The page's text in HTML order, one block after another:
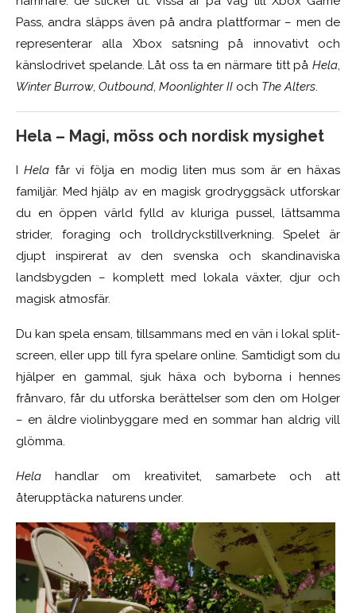
Pass, andra släpps även på andra plattformar – men de
representerar alla Xbox satsning på innovativt och
känslodrivet spelande. Låt oss ta en närmare titt på Hela,
Winter Burrow, Outbound, Moonlighter II och The Alters.
Hela – Magi, möss och nordisk mysighet
IHela får vi följa en modig liten mus som är en häxas
familjär. Med hjälp av en magisk grodryggsäck utforskar
du en öppen värld fylld av kluriga pussel, lättsamma
strider, foraging och trolldryckstillverkning. Spelet är
djupt inspirerat av den svenska och skandinaviska
landsbygden – komplett med lokala växter, djur och
magisk atmosfär.
Du kan spela ensam, tillsammans med en vän i lokal split-
screen, eller upp till fyra spelare online. Samtidigt som du
hjälper en gammal, sjuk häxa och byborna i hennes
frånvaro, får du utforska berättelser som den om Holger
– en äldre violinbyggare med en sommar han aldrig vill
glömma.
Hela handlar om kreativitet, samarbete och att
återupptäcka naturens under.